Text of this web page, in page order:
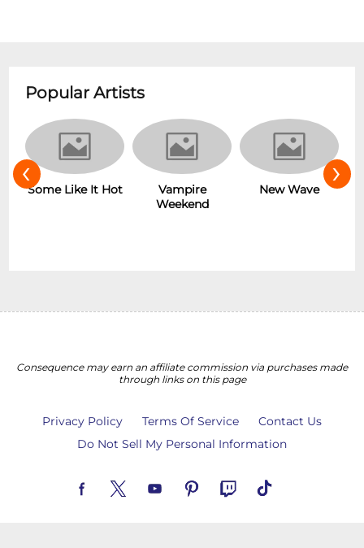
Popular Artists
Some Like It Hot
Vampire
Weekend
New Wave
‹ ›
Consequence may earn an affiliate commission via purchases made
through links on this page
Privacy Policy Terms Of Service
Contact Us
Do Not Sell My Personal Information